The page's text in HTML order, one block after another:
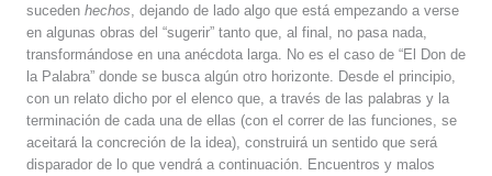
suceden hechos , dejando de lado algo que está empezando a verse
en algunas obras del “sugerir” tanto que, al final, no pasa nada,
transformándose en una anécdota larga. No es el caso de “El
Don de
la Palabra” donde se busca algún otro horizonte. Desde el principio,
con un relato dicho por el elenco que, a través de las palabras y la
terminación de cada una de ellas (con el correr de las funciones, se
aceitará la concreción de la idea) , construirá un sentido que será
disparador de lo que vendrá a continuación. Encuentros y malos